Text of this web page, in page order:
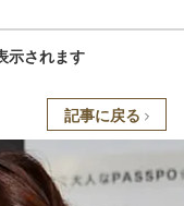
示されます
記事に戻る